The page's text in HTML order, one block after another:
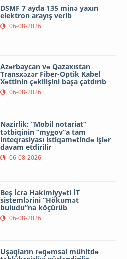
DSMF 7 ayda 135 minə yaxın
elektron arayış verib
06-08-2026
Azərbaycan və Qazaxıstan
Transxəzər Fiber-Optik Kabel
Xəttinin çəkilişini başa çatdırıb
06-08-2026
Nazirlik: “Mobil notariat”
tətbiqinin “mygov”a tam
inteqrasiyası istiqamətində işlər
davam etdirilir
06-08-2026
Beş İcra Hakimiyyəti İT
sistemlərini “Hökumət
buludu”na köçürüb
06-08-2026
Uşaqların rəqəmsal mühitdə